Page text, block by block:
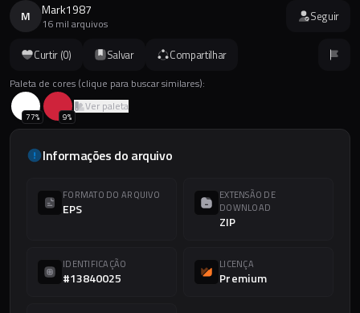
Curtir (0) Salvar Compartilhar
Paleta de cores (clique para buscar similares):
77% 9%
Ver paleta
Informações do arquivo
FORMATO DO ARQUIVO
EPS
EXTENSÃO DE
DOWNLOAD
ZIP
IDENTIFICAÇÃO
#13840025
LICENÇA
Premium
M Mark1987
16 mil arquivos Seguir